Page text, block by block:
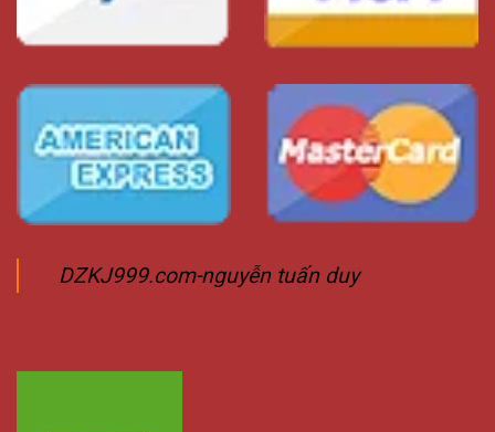
DZKJ999.com-nguyễn tuấn duy